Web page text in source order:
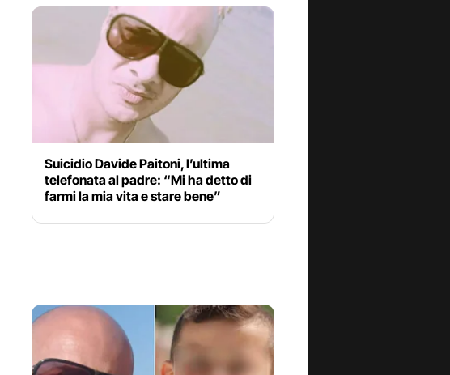
Suicidio Davide Paitoni, l’ultima
telefonata al padre: “Mi ha detto di
farmi la mia vita e stare bene”